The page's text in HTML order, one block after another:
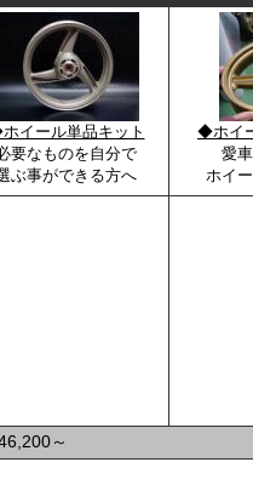
イール単品キット
要なものを自分で
ぶ事ができる方へ
◆ホイ
愛
ホイ
～